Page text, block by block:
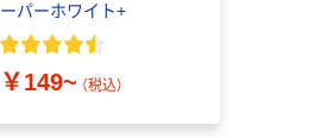
ーパーホワイト+
￥149~ （税込）